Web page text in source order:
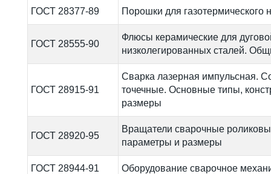
ГОСТ 28377-89 Порошки для
ГОСТ 28555-90
Флюсы керамические для
низколегированных сталей.
ГОСТ 28915-91
Сварка лазерная импульсная.
точечные. Основные типы,
размеры
ГОСТ 28920-95
Вращатели сварочные
параметры и размеры
ГОСТ 28944-91 Оборудование сварочное